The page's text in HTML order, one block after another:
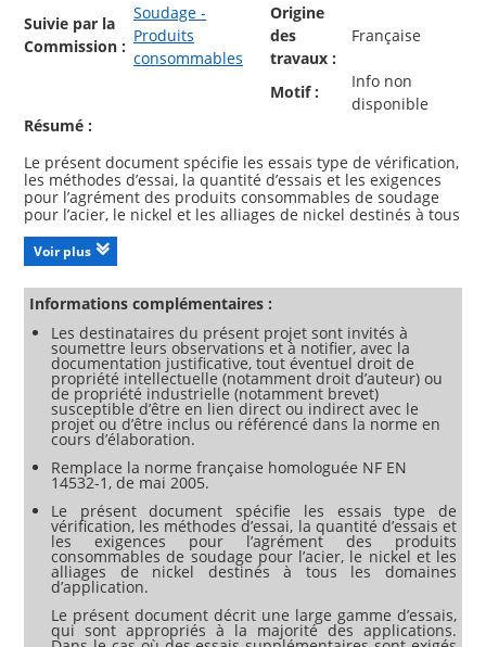
Suivie par la
Commission :
Soudage -
Produits
consommables
Origine
des
travaux :
Française
Motif :
Info non
disponible
Résumé :
Le présent document spécifie les essais type de vérification,
les méthodes d’essai, la quantité d’essais et les exigences
pour l’agrément des produits consommables de soudage
pour l’acier, le nickel et les alliages de nickel destinés à tous
Le présent document décrit une large gamme d’essais, qui
sont appropriés à la majorité des applications. Dans le cas
où des essais supplémentaires sont exigés (voir EN 14532
2), ceux-ci sont réalisés à n’importe quel moment sans qu’il
soit nécessaire de répéter les essais type de vérification.
NOTE Des informations complémentaires sont données à
Voir plus
Informations complémentaires :
Les destinataires du présent projet sont invités à
soumettre leurs observations et à notifier, avec la
documentation justificative, tout éventuel droit de
propriété intellectuelle (notamment droit d’auteur) ou
de propriété industrielle (notamment brevet)
susceptible d’être en lien direct ou indirect avec le
projet ou d’être inclus ou référencé dans la norme en
cours d’élaboration.
Remplace la norme française homologuée NF EN
14532-1, de mai 2005.
Le présent document spécifie les essais type de
vérification, les méthodes d’essai, la quantité d’essais et
les exigences pour l’agrément des produits
consommables de soudage pour l’acier, le nickel et les
alliages de nickel destinés à tous les domaines
d’application.
Le présent document décrit une large gamme d’essais,
qui sont appropriés à la majorité des applications.